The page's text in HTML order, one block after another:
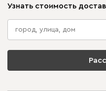
Узнать стоимость